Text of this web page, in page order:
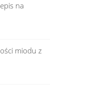
na
miodu z